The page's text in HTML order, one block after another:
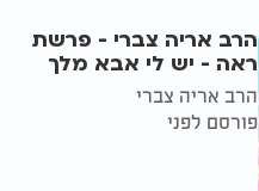
הרב אריה צברי - פרשת
ראה - יש לי אבא מלך
הרב אריה צברי
פורסם לפני